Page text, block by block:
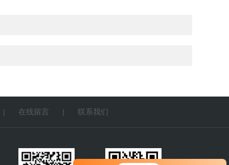
| 在线留言 | 联系我们